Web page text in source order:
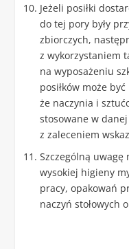
Jeżeli posiłki
do tej pory były
zbiorczych,
z wykorzystaniem
na wyposażeniu
posiłków może
że naczynia i
stosowane w
z zaleceniem
Szczególną
wysokiej higieny
pracy, opakowań
naczyń stołowych